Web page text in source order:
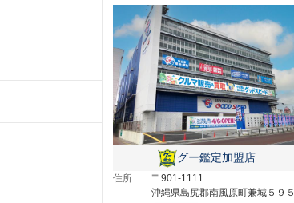
グー鑑定加盟店
住所
〒901-1111
沖縄県島尻郡南風原町兼城５９５